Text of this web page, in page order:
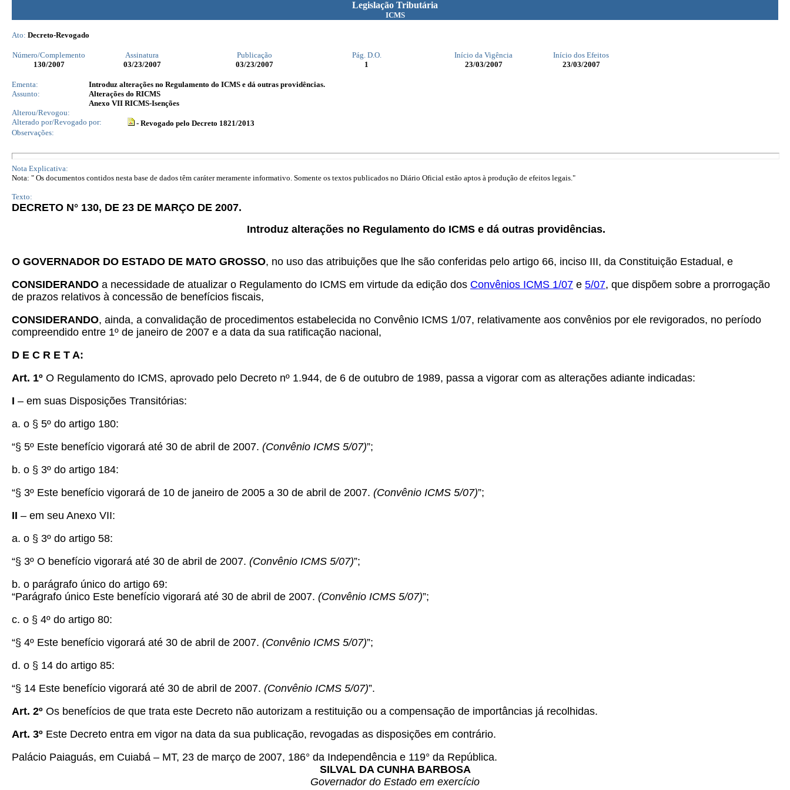
Legislação Tributária
ICMS
Ato: Decreto-Revogado
Número/Complemento Assinatura Publicação Pág. D.O. Início da Vigência
Início dos Efeitos
130/2007 03/23/2007 03/23/2007 1 23/03/2007 23/03/2007
Ementa:
Introduz alterações no Regulamento do ICMS e dá outras providências.
Assunto:
Alterações do RICMS
Anexo VII RICMS-Isenções
Alterou/Revogou:
Alterado por/Revogado por:
- Revogado pelo Decreto 1821/2013
Observações:
Nota Explicativa:
Nota: " Os documentos contidos nesta base de dados têm caráter meramente informativo. Somente os textos publicados no Diário Oficial estão aptos à produção de efeitos legais."
Texto:
DECRETO N° 130, DE 23 DE MARÇO DE 2007.
Introduz alterações no Regulamento do ICMS e dá outras providências.
O GOVERNADOR DO ESTADO DE MATO GROSSO, no uso das atribuições que lhe são conferidas pelo artigo 66, inciso III, da Constituição Estadual, e
CONSIDERANDO a necessidade de atualizar o Regulamento do ICMS em virtude da edição dos Convênios ICMS 1/07 e 5/07, que dispõem sobre a prorrogação
de prazos relativos à concessão de benefícios fiscais,
CONSIDERANDO, ainda, a convalidação de procedimentos estabelecida no Convênio ICMS 1/07, relativamente aos convênios por ele revigorados, no período
compreendido entre 1º de janeiro de 2007 e a data da sua ratificação nacional,
D E C R E T A:
Art. 1º O Regulamento do ICMS, aprovado pelo Decreto nº 1.944, de 6 de outubro de 1989, passa a vigorar com as alterações adiante indicadas:
I – em suas Disposições Transitórias:
a. o § 5º do artigo 180:
“§ 5º Este benefício vigorará até 30 de abril de 2007. (Convênio ICMS 5/07)”;
b. o § 3º do artigo 184:
“§ 3º Este benefício vigorará de 10 de janeiro de 2005 a 30 de abril de 2007. (Convênio ICMS 5/07)”;
II – em seu Anexo VII:
a. o § 3º do artigo 58:
“§ 3º O benefício vigorará até 30 de abril de 2007. (Convênio ICMS 5/07)”;
b. o parágrafo único do artigo 69:
“Parágrafo único Este benefício vigorará até 30 de abril de 2007. (Convênio ICMS 5/07)”;
c. o § 4º do artigo 80:
“§ 4º Este benefício vigorará até 30 de abril de 2007. (Convênio ICMS 5/07)”;
d. o § 14 do artigo 85:
“§ 14 Este benefício vigorará até 30 de abril de 2007. (Convênio ICMS 5/07)”.
Art. 2º Os benefícios de que trata este Decreto não autorizam a restituição ou a compensação de importâncias já recolhidas.
Art. 3º Este Decreto entra em vigor na data da sua publicação, revogadas as disposições em contrário.
Palácio Paiaguás, em Cuiabá – MT, 23 de março de 2007, 186° da Independência e 119° da República.
SILVAL DA CUNHA BARBOSA
Governador do Estado em exercício